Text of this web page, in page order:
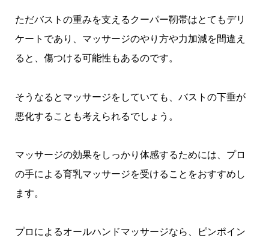
ただバストの重みを支えるクーパー靭帯はとてもデリ
ケートであり、マッサージのやり方や力加減を間違え
ると、傷つける可能性もあるのです。
そうなるとマッサージをしていても、バストの下垂が
悪化することも考えられるでしょう。
マッサージの効果をしっかり体感するためには、プロ
の手による育乳マッサージを受けることをおすすめし
ます。
プロによるオールハンドマッサージなら、ピンポイン